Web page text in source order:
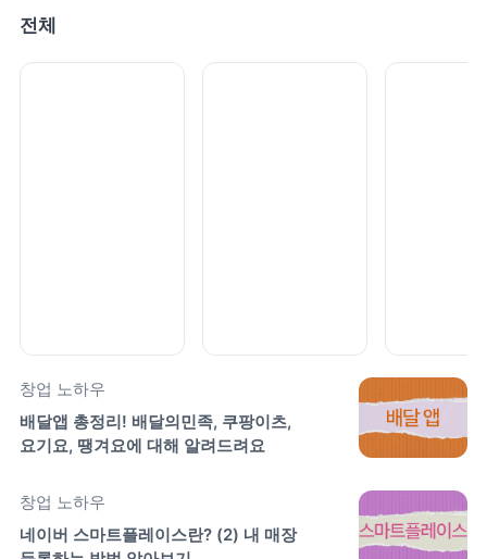
전체
창업 노하우
배달앱 총정리! 배달의민족, 쿠팡이츠,
요기요, 땡겨요에 대해 알려드려요
창업 노하우
네이버 스마트플레이스란? (2) 내 매장